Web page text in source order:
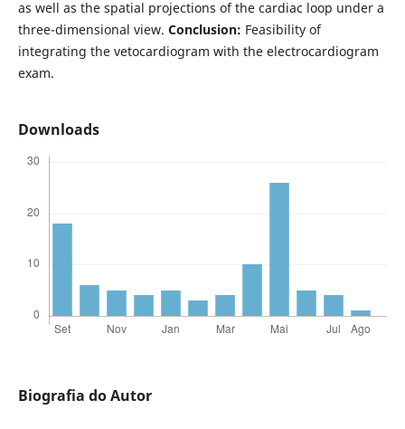
as well as the spatial projections of the cardiac loop under a
three-dimensional view. Conclusion: Feasibility of
integrating the vetocardiogram with the electrocardiogram
exam.
Downloads
Biografia do Autor